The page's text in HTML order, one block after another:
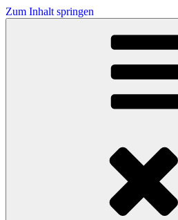
Zum Inhalt springen